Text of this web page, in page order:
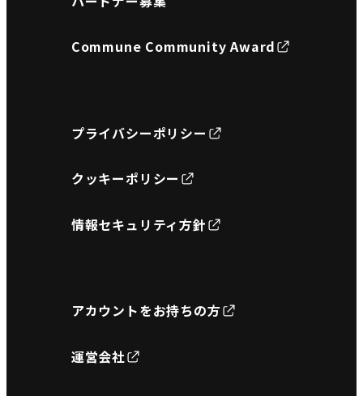
Commune Community Award
プライバシーポリシー
クッキーポリシー
情報セキュリティ方針
アカウントをお持ちの方
運営会社